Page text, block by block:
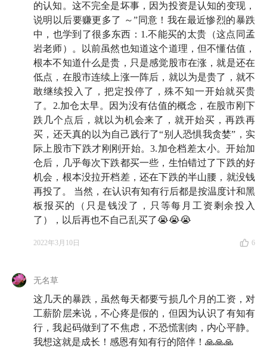
的认知。这不完全是坏事，因为投资是认知的变现，
说明以后要赚更多了 ～”同意！我在最近惨烈的暴跌
中，也学到了很多东西：1.不能买的太贵（这点同孟
岩老师）。以前虽然也知道这个道理，但不懂估值，
根本不知道什么是贵，只是感觉股市在涨，就是还在
低点，在股市连续上涨一阵后，就以为是贵了，就不
敢继续投入了，把定投停了，殊不知一开始就买贵
了。2.加仓太早。因为没有估值的概念，在股市刚下
跌几个点后，就以为机会来了，就开始买，再跌再
买，还天真的以为自己践行了“别人恐惧我贪婪”，实
际上股市下跌才刚刚开始。3.加仓档差太小。开始加
仓后，几乎每次下跌都买一些，生怕错过了下跌的好
机会，根本没拉开档差，还在下跌的半山腰，就没钱
再投了。 当然，在认识有知有行后都是按温度计和黑
板报买的（只是钱没了，只等每月工资剩余投入
了），以后再也不自己乱买了😭😭😭
2022年3月10日 6
无名草
这几天的暴跌，虽然每天都要亏损几个月的工资，对
工薪阶层来说，不心疼是假的，但因为认识了有知有
行，我起码做到了不焦虑，不恐慌割肉，内心平静。
我想这就是成长！感恩有知有行的陪伴！🙏🙏🙏